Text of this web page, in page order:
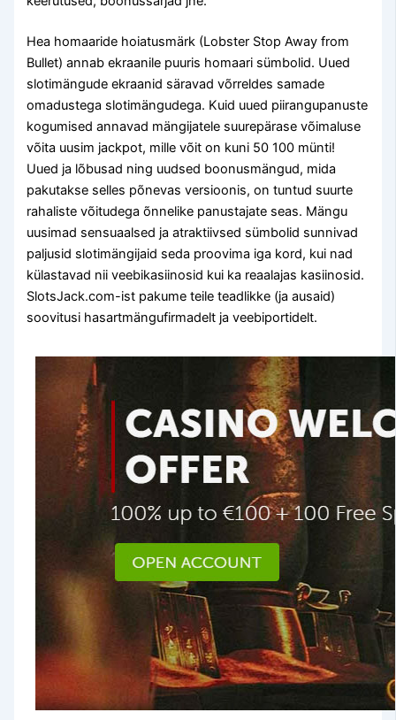
Hea homaaride hoiatusmärk (Lobster Stop Away from
Bullet) annab ekraanile puuris homaari sümbolid. Uued
slotimängude ekraanid säravad võrreldes samade
omadustega slotimängudega. Kuid uued piirangupanuste
kogumised annavad mängijatele suurepärase võimaluse
võita uusim jackpot, mille võit on kuni 50 100 münti!
Uued ja lõbusad ning uudsed boonusmängud, mida
pakutakse selles põnevas versioonis, on tuntud suurte
rahaliste võitudega õnnelike panustajate seas. Mängu
uusimad sensuaalsed ja atraktiivsed sümbolid sunnivad
paljusid slotimängijaid seda proovima iga kord, kui nad
külastavad nii veebikasiinosid kui ka reaalajas kasiinosid.
SlotsJack.com-ist pakume teile teadlikke (ja ausaid)
soovitusi hasartmängufirmadelt ja veebiportidelt.